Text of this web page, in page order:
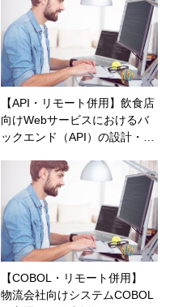
【API・リモート併用】飲食店
向けWebサービスにおけるバ
ックエンド（API）の設計・…
【COBOL・リモート併用】
物流会社向けシステムCOBOL